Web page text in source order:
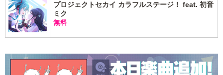
プロジェクトセカイ カラフルステージ！ feat. 初音
ミク
無料